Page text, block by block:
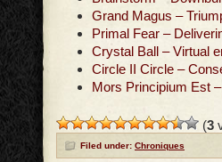
Grand Magus –
Primal Fear –
Crystal Ball – Virtual
Circle II Circle –
Mors Principium Est
(3
Filed under: Chroniques